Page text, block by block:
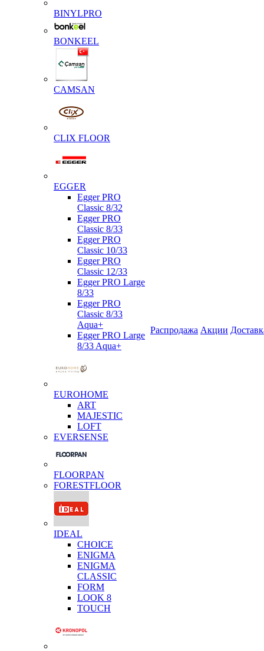
BINYLPRO
BONKEEL
CAMSAN
CLIX FLOOR
EGGER
Egger PRO
Classic 8/32
Egger PRO
Classic 8/33
Egger PRO
Classic 10/33
Egger PRO
Classic 12/33
Egger PRO Large
8/33
Egger PRO
Classic 8/33
Aqua+
Egger PRO Large
8/33 Aqua+
EUROHOME
ART
MAJESTIC
LOFT
EVERSENSE
FLOORPAN
FORESTFLOOR
IDEAL
CHOICE
ENIGMA
ENIGMA
CLASSIC
FORM
LOOK 8
TOUCH
Распродажа Акции